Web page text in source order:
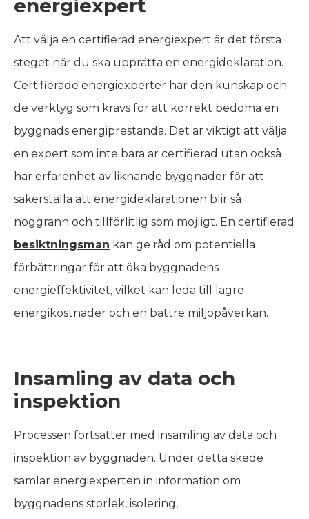
energiexpert
Att välja en certifierad energiexpert är det första
steget när du ska upprätta en energideklaration.
Certifierade energiexperter har den kunskap och
de verktyg som krävs för att korrekt bedöma en
byggnads energiprestanda. Det är viktigt att välja
en expert som inte bara är certifierad utan också
har erfarenhet av liknande byggnader för att
säkerställa att energideklarationen blir så
noggrann och tillförlitlig som möjligt. En certifierad
besiktningsman kan ge råd om potentiella
förbättringar för att öka byggnadens
energieffektivitet, vilket kan leda till lägre
energikostnader och en bättre miljöpåverkan.
Insamling av data och
inspektion
Processen fortsätter med insamling av data och
inspektion av byggnaden. Under detta skede
samlar energiexperten in information om
byggnadens storlek, isolering,